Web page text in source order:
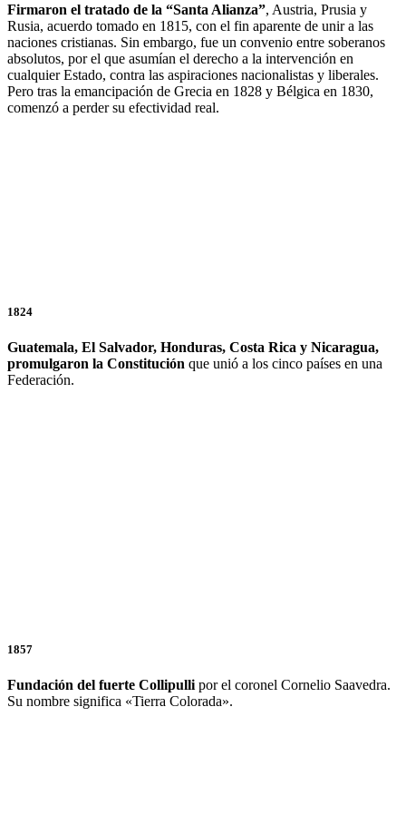
Firmaron el tratado de la “Santa Alianza”, Austria, Prusia y
Rusia, acuerdo tomado en 1815, con el fin aparente de unir a las
naciones cristianas. Sin embargo, fue un convenio entre soberanos
absolutos, por el que asumían el derecho a la intervención en
cualquier Estado, contra las aspiraciones nacionalistas y liberales.
Pero tras la emancipación de Grecia en 1828 y Bélgica en 1830,
comenzó a perder su efectividad real.
1824
Guatemala, El Salvador, Honduras, Costa Rica y Nicaragua,
promulgaron la Constitución que unió a los cinco países en una
Federación.
1857
Fundación del fuerte Collipulli por el coronel Cornelio Saavedra.
Su nombre significa «Tierra Colorada».